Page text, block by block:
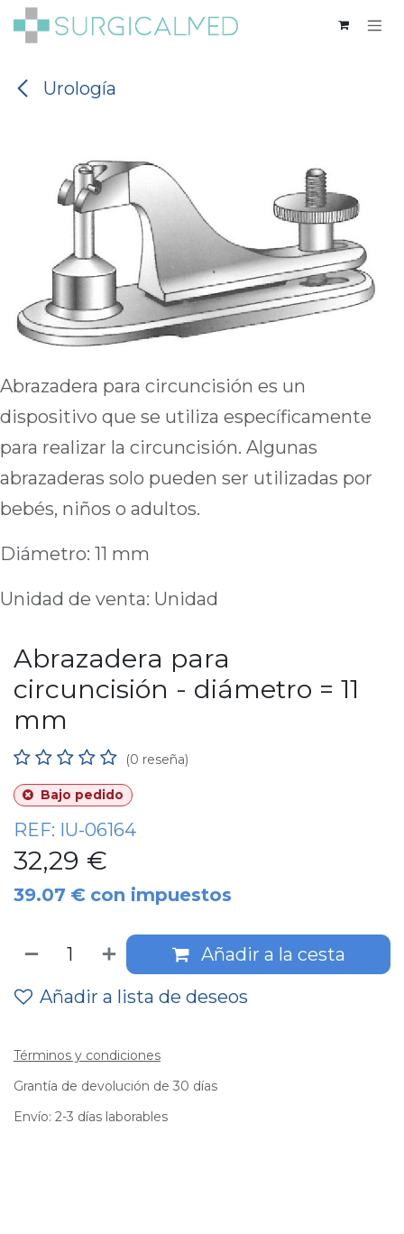
Ir al contenido
Urología
Abrazadera para circuncisión es un
dispositivo que se utiliza específicamente
para realizar la circuncisión. Algunas
abrazaderas solo pueden ser utilizadas por
bebés, niños o adultos.
Diámetro: 11 mm
Unidad de venta: Unidad
Abrazadera para
circuncisión - diámetro = 11
mm
(0 reseña)
Bajo pedido
REF: IU-06164
32,29 €
39.07 € con impuestos
Añadir a la cesta
Añadir a lista de deseos
Términos y condiciones
Grantía de devolución de 30 días
Envío: 2-3 días laborables